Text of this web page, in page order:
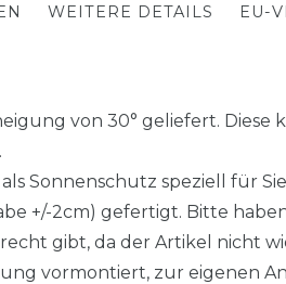
WEITERE DETAILS EU-
von 30° geliefert. Diese
Sonnenschutz speziell für
+/-2cm) gefertigt. Bitte
gibt, da der Artikel nicht
vormontiert, zur eigenen